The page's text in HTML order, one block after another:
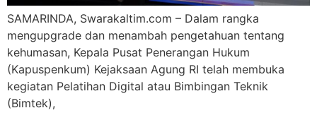
SAMARINDA, Swarakaltim.com – Dalam rangka
mengupgrade dan menambah pengetahuan tentang
kehumasan, Kepala Pusat Penerangan Hukum
(Kapuspenkum) Kejaksaan Agung RI telah membuka
kegiatan Pelatihan Digital atau Bimbingan Teknik
(Bimtek),